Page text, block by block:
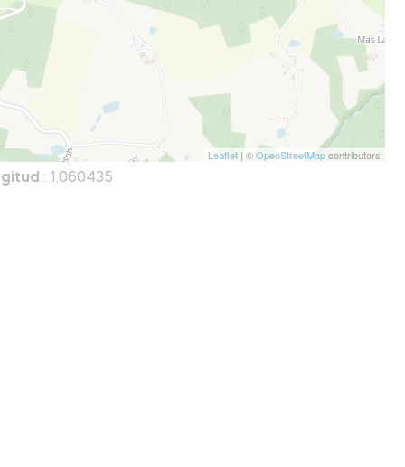
Leaflet | ©OpenStreetMapcontributors
: 1.060435